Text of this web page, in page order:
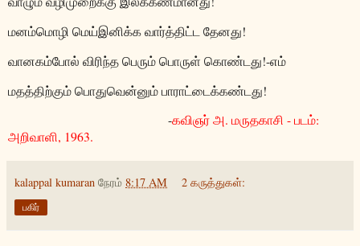
மனம்மொழி மெய்இனிக்க வார்த்திட்ட தேனது!
வானகம்போல் விரிந்த பெரும் பொருள் கொண்டது!-எம்
மதத்திற்கும் பொதுவென்னும் பாராட்டைக்கண்டது!
-கவிஞர் அ. மருதகாசி -படம்:
அறிவாளி, 1963.
kalappal kumaran நேரம் 8:17 AM 2 கருத்துகள்:
பகிர்